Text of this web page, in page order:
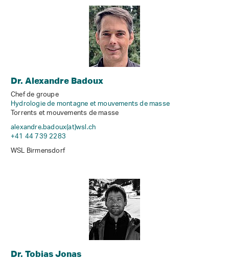
Dr. Alexandre Badoux
Chef de groupe
Hydrologie de montagne et mouvements de masse
Torrents et mouvements de masse
alexandre.badoux(at)wsl.ch
+41 44 739 2283
WSL Birmensdorf
Dr. Tobias Jonas